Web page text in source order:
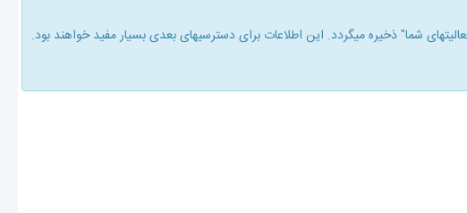
شما" ذخیره میگردد. این اطلاعات برای دسترسیهای بعدی بسیار مفید خواهند بود.